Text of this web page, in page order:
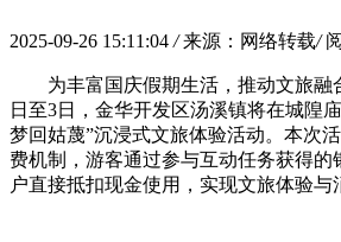
2025-09-26 15:11:04 / 来源：网络转载/
为丰富国庆假期生活，推动文旅融
日至3日，金华开发区汤溪镇将在城隍
梦回姑蔑”沉浸式文旅体验活动。本次
费机制，游客通过参与互动任务获得的
户直接抵扣现金使用，实现文旅体验与